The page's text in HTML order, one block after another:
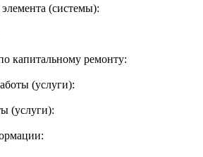
(системы):
капитальному ремонту:
(услуги):
(услуги):